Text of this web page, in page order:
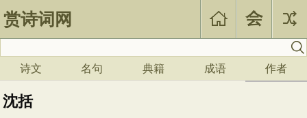
赏诗词网
诗文 名句 典籍 成语 作者
沈括